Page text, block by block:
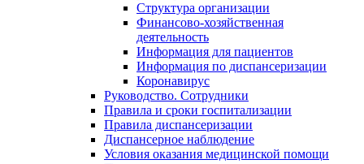
Структура организации
Финансово-хозяйственная
деятельность
Информация для пациентов
Информация по диспансеризации
Коронавирус
Руководство. Сотрудники
Правила и сроки госпитализации
Правила диспансеризации
Диспансерное наблюдение
Условия оказания медицинской помощи